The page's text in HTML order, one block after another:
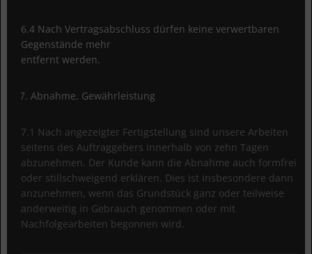
6.4 Nach Vertragsabschluss dürfen keine verwertbaren
Gegenstände mehr
entfernt werden.
Abnahme, Gewährleistung
7.1 Nach angezeigter Fertigstellung sind unsere Arbeiten
seitens des Auftraggebers innerhalb von zehn Tagen
abzunehmen. Der Kunde kann die Abnahme auch formfrei
oder stillschweigend erklären. Dies ist insbesondere dann
anzunehmen, wenn das Grundstück ganz oder teilweise
anderweitig in Gebrauch genommen oder mit
Nachfolgearbeiten begonnen wird.